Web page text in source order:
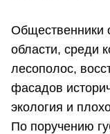
Общественники
области, среди
лесополос,
фасадов
экология и
По поручению